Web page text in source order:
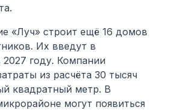
«Луч» строит ещё 16 домов
Их введут в
году. Компании
из расчёта 30 тысяч
квадратный метр. В
могут появиться